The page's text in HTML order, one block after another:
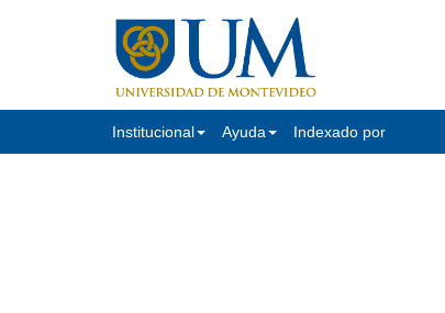
Institucional Ayuda Indexado por